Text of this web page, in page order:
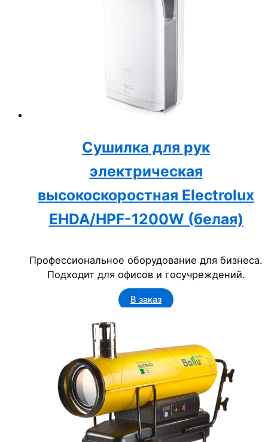
Сушилка для рук
электрическая
высокоскоростная Electrolux
EHDA/HPF-1200W (белая)
Профессиональное оборудование для бизнеса.
Подходит для офисов и госучреждений.
В заказ